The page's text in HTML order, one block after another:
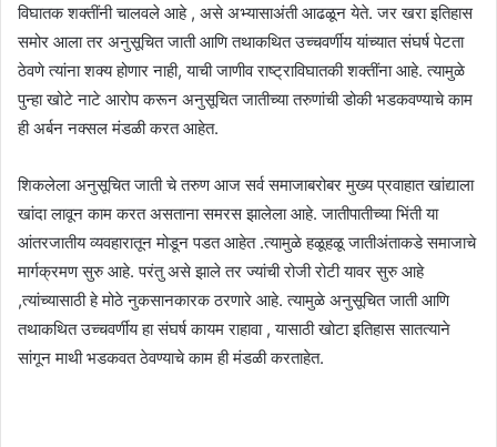
विघातक शक्तींनी चालवले आहे , असे अभ्यासाअंती आढळून येते. जर खरा इतिहास
समोर आला तर अनुसूचित जाती आणि तथाकथित उच्चवर्णीय यांच्यात संघर्ष पेटता
ठेवणे त्यांना शक्य होणार नाही, याची जाणीव राष्ट्राविघातकी शक्तींना आहे. त्यामुळे
पुन्हा खोटे नाटे आरोप करून अनुसूचित जातीच्या तरुणांची डोकी भडकवण्याचे काम
ही अर्बन नक्सल मंडळी करत आहेत.
शिकलेला अनुसूचित जाती चे तरुण आज सर्व समाजाबरोबर मुख्य प्रवाहात खांद्याला
खांदा लावून काम करत असताना समरस झालेला आहे. जातीपातीच्या भिंती या
आंतरजातीय व्यवहारातून मोडून पडत आहेत .त्यामुळे हळूहळू जातीअंताकडे समाजाचे
मार्गक्रमण सुरु आहे. परंतु असे झाले तर ज्यांची रोजी रोटी यावर सुरु आहे
,त्यांच्यासाठी हे मोठे नुकसानकारक ठरणारे आहे. त्यामुळे अनुसूचित जाती आणि
तथाकथित उच्चवर्णीय हा संघर्ष कायम राहावा , यासाठी खोटा इतिहास सातत्याने
सांगून माथी भडकवत ठेवण्याचे काम ही मंडळी करताहेत.